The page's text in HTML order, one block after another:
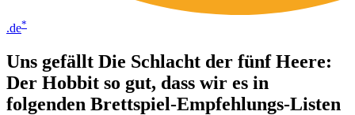
.de*
Uns gefällt Die Schlacht der fünf Heere:
Der Hobbit so gut, dass wir es in
folgenden Brettspiel-Empfehlungs-Listen